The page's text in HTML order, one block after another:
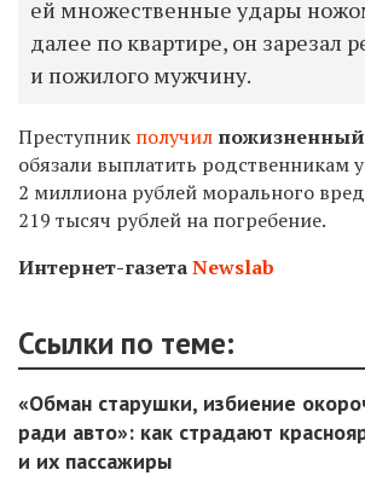
ей множественные удары
далее по квартире, он зарезал
и пожилого мужчину.
Преступник получил пожизненный
обязали выплатить родственникам
2 миллиона рублей морального
219 тысяч рублей на погребение.
Интернет-газетаNewslab
Ссылки по теме:
«Обман старушки, избиение
ради авто»: как страдают
и их пассажиры